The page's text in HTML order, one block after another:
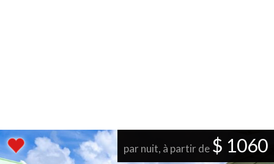
par nuit, à partir de $ 1060